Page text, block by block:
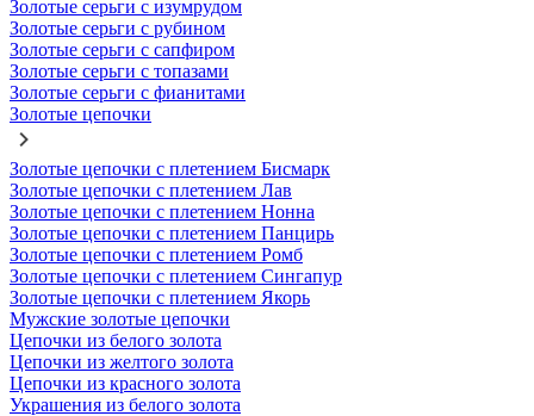
Золотые серьги с изумрудом
Золотые серьги с рубином
Золотые серьги с сапфиром
Золотые серьги с топазами
Золотые серьги с фианитами
Золотые цепочки
Золотые цепочки с плетением Бисмарк
Золотые цепочки с плетением Лав
Золотые цепочки с плетением Нонна
Золотые цепочки с плетением Панцирь
Золотые цепочки с плетением Ромб
Золотые цепочки с плетением Сингапур
Золотые цепочки с плетением Якорь
Мужские золотые цепочки
Цепочки из белого золота
Цепочки из желтого золота
Цепочки из красного золота
Украшения из белого золота